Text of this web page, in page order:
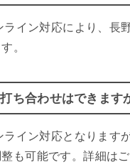
ライン対応により、長
。
ち合わせはできます
ライン対応となります
も可能です。詳細はご